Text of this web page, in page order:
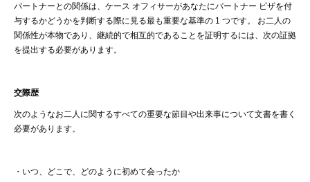
パートナーとの関係は、ケース オフィサーがあなたにパートナー ビザを付
与するかどうかを判断する際に見る最も重要な基準の 1 つです。
お二人の
関係性が本物であり、継続的で相互的であることを証明するには、次の証拠
を提出する必要があります。
交際歴
次のようなお二人に関するすべての重要な節目や出来事について文書を書く
必要があります。
・ いつ、どこで、どのように初めて会ったか